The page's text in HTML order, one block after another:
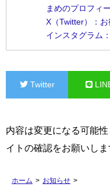
まめのプロフィ
X（Twitter）：
インスタグラム
Twitter
内容は変更になる可能
イトの確認をお願いしま
ホーム > お知らせ >